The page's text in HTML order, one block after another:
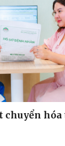
chuyển